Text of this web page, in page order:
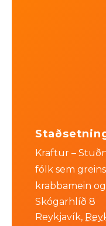
Kraftur –
fólk sem
krabbamein
Skógarhlíð 8
Reykjavík,